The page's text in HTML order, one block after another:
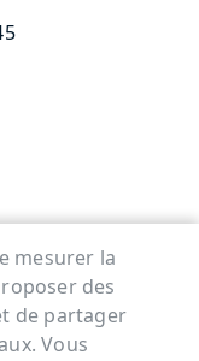
mesurer la
des
de partager
Vous